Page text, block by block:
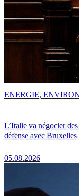
L’Italie va négocier
défense avec Bruxelles
05.08.2026
ENERGIE,